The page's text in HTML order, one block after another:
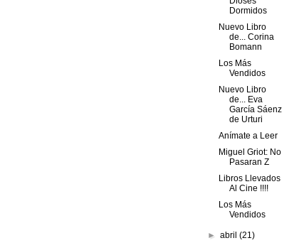
Dormidos
Nuevo Libro
de... Corina
Bomann
Los Más
Vendidos
Nuevo Libro
de... Eva
García Sáenz
de Urturi
Anímate a Leer
Miguel Griot: No
Pasaran Z
Libros Llevados
Al Cine !!!!
Los Más
Vendidos
►abril(21)